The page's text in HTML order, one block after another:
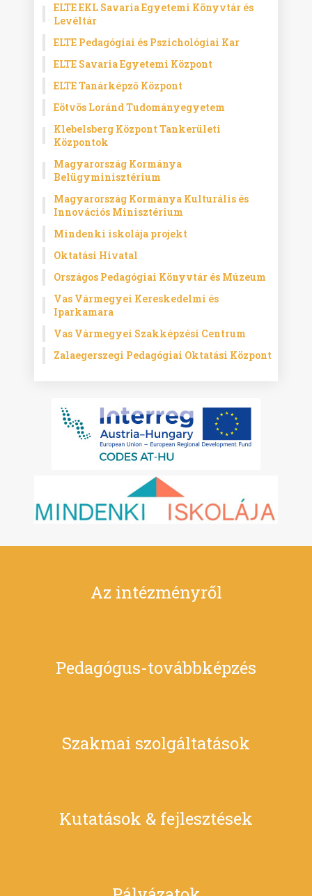
ELTE EKL Savaria Egyetemi Könyvtár és
Levéltár
ELTE Pedagógiai és Pszichológiai Kar
ELTE Savaria Egyetemi Központ
ELTE Tanárképző Központ
Eötvös Loránd Tudományegyetem
Klebelsberg Központ Tankerületi
Központok
Magyarország Kormánya
Belügyminisztérium
Magyarország Kormánya Kulturális és
Innovációs Minisztérium
Mindenki iskolája projekt
Oktatási Hivatal
Országos Pedagógiai Könyvtár és Múzeum
Vas Vármegyei Kereskedelmi és
Iparkamara
Vas Vármegyei Szakképzési Centrum
Zalaegerszegi Pedagógiai Oktatási Központ
Az intézményről
Pedagógus-továbbképzés
Szakmai szolgáltatások
Kutatások & fejlesztések